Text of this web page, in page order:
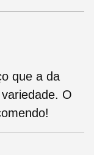
que a da
O